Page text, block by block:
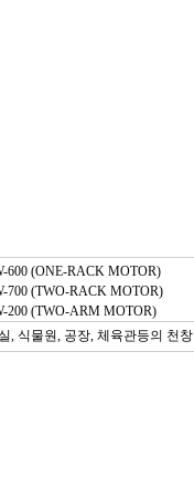
600 (ONE-RACK MOTOR)
700 (TWO-RACK MOTOR)
200 (TWO-ARM MOTOR)
, 식물원, 공장, 체육관등의 천창